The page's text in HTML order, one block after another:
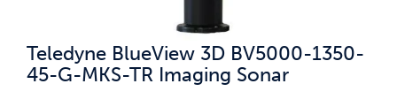
Teledyne BlueView 3D BV5000-1350-
45-G-MKS-TR Imaging Sonar